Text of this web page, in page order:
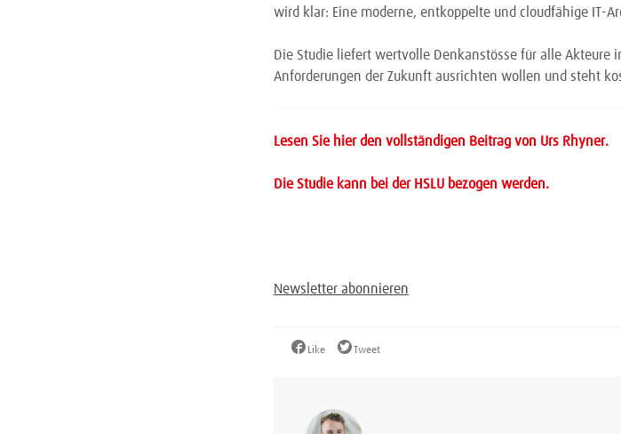
wird klar: Eine moderne, entkoppelte und cloudfähige IT-
Die Studie liefert wertvolle Denkanstösse für alle Akteure
Anforderungen der Zukunft ausrichten wollen und steht
Lesen Sie hier den vollständigen Beitrag von Urs Rhyner.
Die Studie kann bei der HSLU bezogen werden.
Newsletter abonnieren
Like Tweet